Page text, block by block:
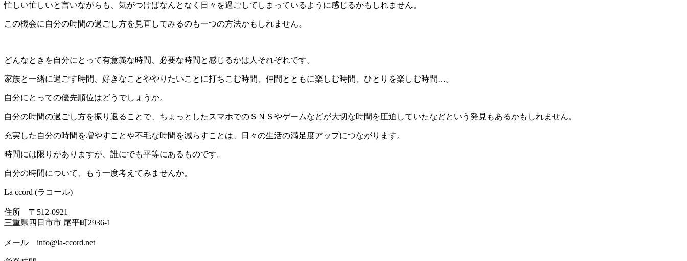
忙しい忙しいと言いながらも、気がつけばなんとなく日々を過ごしてしまっているように感じるかもしれません。
この機会に自分の時間の過ごし方を見直してみるのも一つの方法かもしれません。
どんなときを自分にとって有意義な時間、必要な時間と感じるかは人それぞれです。
家族と一緒に過ごす時間、好きなことややりたいことに打ちこむ時間、仲間とともに楽しむ時間、ひとりを楽しむ時間…。
自分にとっての優先順位はどうでしょうか。
自分の時間の過ごし方を振り返ることで、ちょっとしたスマホでのＳＮＳやゲームなどが大切な時間を圧迫していたなどという発見もあるかもしれません。
充実した自分の時間を増やすことや不毛な時間を減らすことは、日々の生活の満足度アップにつながります。
時間には限りがありますが、誰にでも平等にあるものです。
自分の時間について、もう一度考えてみませんか。
La ccord (ラコール)
住所 〒512-0921
三重県四日市市 尾平町2936-1
メール info@la-ccord.net